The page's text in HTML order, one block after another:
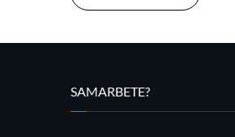
SAMARBETE?